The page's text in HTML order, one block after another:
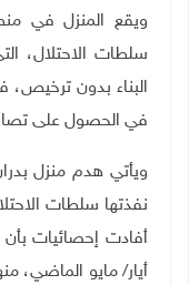
ويقع المنزل في
سلطات الاحتلال،
البناء بدون
في الحصول على
ويأتي هدم منزل
نفذتها سلطات